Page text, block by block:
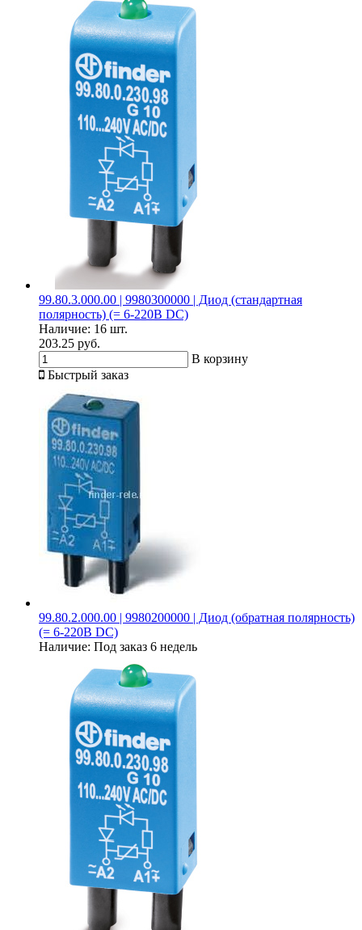
99.80.3.000.00 | 9980300000 | Диод (стандартная
полярность) (= 6-220В DC)
Наличие: 16 шт.
203.25 руб.
В корзину
Быстрый заказ
99.80.2.000.00 | 9980200000 | Диод (обратная полярность)
(= 6-220В DC)
Наличие: Под заказ 6 недель